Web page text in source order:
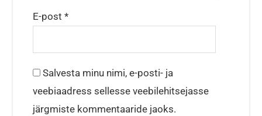
E-post *
Salvesta minu nimi, e-posti- ja
veebiaadress sellesse veebilehitsejasse
järgmiste kommentaaride jaoks.